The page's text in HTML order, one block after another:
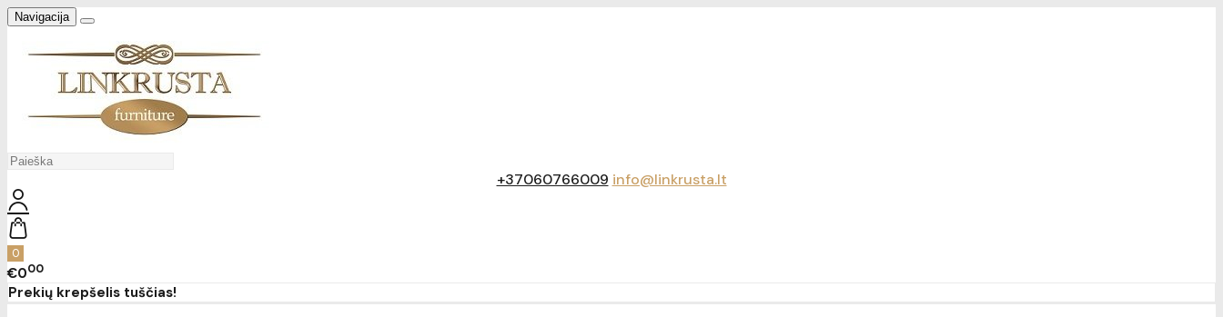
Navigacija
+37060766009 info@linkrusta.lt
0
€000
Prekių krepšelis tuščias!